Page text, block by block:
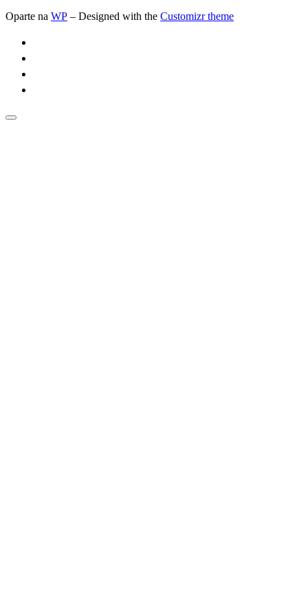
Oparte na WP – Designed with the Customizr theme